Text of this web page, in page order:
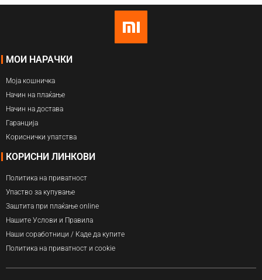
МОИ НАРАЧКИ
Моја кошничка
Начин на плаќање
Начин на достава
Гаранција
Кориснички упатства
КОРИСНИ ЛИНКОВИ
Политика на приватност
Упаство за купување
Заштита при плаќање online
Нашите Услови и Правила
Наши соработници / Каде да купите
Политика на приватност и cookie